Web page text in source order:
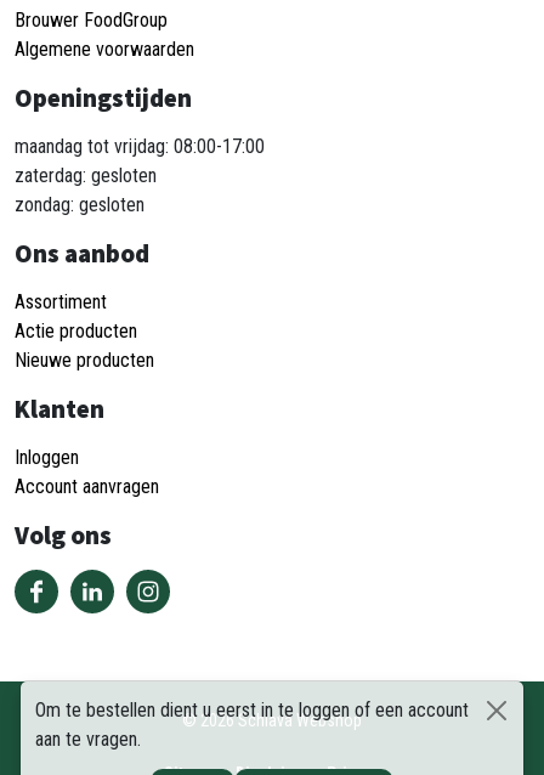
Om te bestellen dient u eerst in te loggen of een account
aan te vragen.
Brouwer FoodGroup
Algemene voorwaarden
Openingstijden
maandag tot vrijdag: 08:00-17:00
zaterdag: gesloten
zondag: gesloten
Ons aanbod
Assortiment
Actie producten
Nieuwe producten
Klanten
Inloggen
Account aanvragen
Volg ons
©2026Schiava Webshop